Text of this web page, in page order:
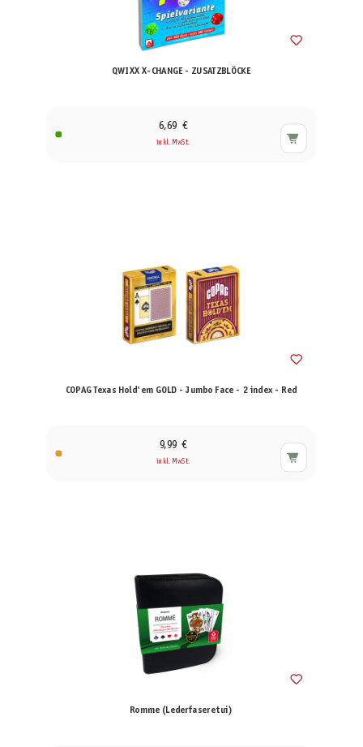
QWIXX X-CHANGE - ZUSATZBLÖCKE
6,69 €
inkl. MwSt.
COPAG Texas Hold'em GOLD - Jumbo Face - 2 index - Red
9,99 €
inkl. MwSt.
Romme (Lederfaseretui)